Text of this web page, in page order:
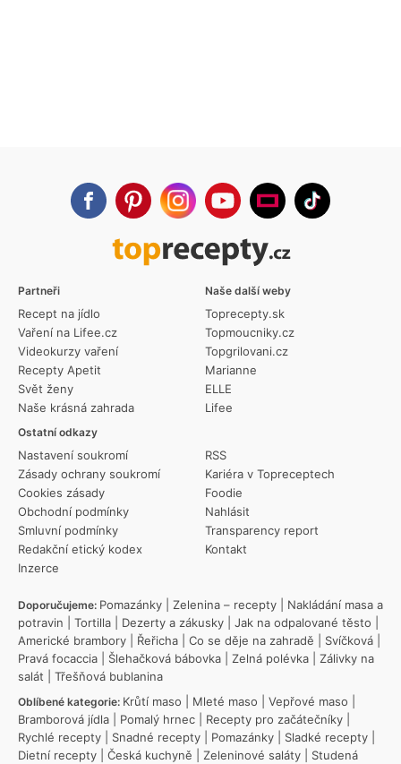
Partneři
Recept na jídlo
Vaření na Lifee.cz
Videokurzy vaření
Recepty Apetit
Svět ženy
Naše krásná zahrada
Ostatní odkazy
Nastavení soukromí
Zásady ochrany soukromí
Cookies zásady
Obchodní podmínky
Smluvní podmínky
Redakční etický kodex
Inzerce
RSS
Kariéra v Topreceptech
Foodie
Nahlásit
Transparency report
Kontakt
Naše další weby
Toprecepty.sk
Topmoucniky.cz
Topgrilovani.cz
Marianne
ELLE
Lifee
Doporučujeme: Pomazánky Zelenina – recepty
Nakládání masa a
potravin
Tortilla Dezerty a zákusky Jak na odpalované těsto
Americké brambory
Řeřicha Co se děje na zahradě Svíčková
Pravá focaccia
Šlehačková bábovka Zelná polévka
Zálivky na
salát
Třešňová bublanina
Oblíbené kategorie: Krůtí maso Mleté maso Vepřové maso
Bramborová jídla
Pomalý hrnec Recepty pro začátečníky
Rychlé recepty
Snadné recepty Pomazánky Sladké recepty
Dietní recepty
Česká kuchyně Zeleninové saláty
Studená